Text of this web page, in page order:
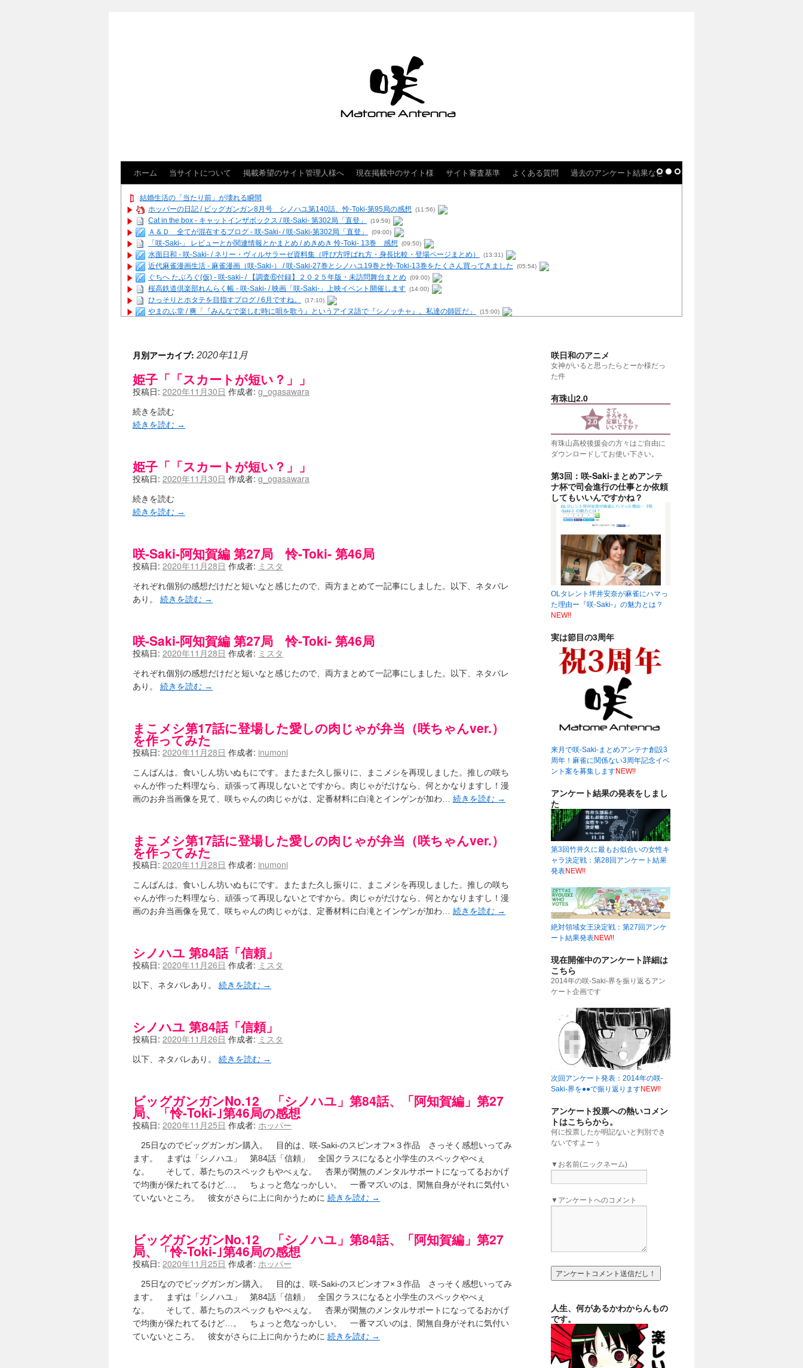
ホーム 当サイトについて 掲載希望のサイト管理人様へ 現在掲載中のサイト様 サイト審査基準 よくある質問 過去のアンケート結果など
結婚生活の「当たり前」が壊れる瞬間
ホッパーの日記 / ビッグガンガン8月号 シノハユ第140話、怜-Toki-第95局の感想
(11:56)
Cat in the box - キャットインザボックス / 咲-Saki- 第302局「直登」 (19:59)
Ａ＆Ｄ 全てが混在するブログ - 咲-Saki- / 咲-Saki-第302局「直登」 (09:00)
「咲-Saki-」 レビューとか関連情報とかまとめ / めきめき 怜-Toki- 13巻 感想 (09:50)
水面日和 - 咲-Saki- / ネリー・ヴィルサラーゼ資料集（呼び方呼ばれ方・身長比較・登場ページまとめ） (13:31)
近代麻雀漫画生活 - 麻雀漫画（咲-Saki-） / 咲-Saki-27巻とシノハユ19巻と怜-Toki-13巻をたくさん買ってきました (05:54)
ぐちへ たぶろぐ(仮) - 咲-saki- / 【調査⑥付録】２０２５年版・未訪問舞台まとめ (09:00)
桜高鉄道倶楽部れんらく帳 - 咲-Saki- / 映画「咲-Saki-」上映イベント開催します (14:00)
ひっそりとホタテを目指すブログ / 6月ですね。 (17:10)
やまのふ堂 / 爽「『みんなで楽しむ時に唄を歌う』というアイヌ語で『シノッチャ』。私達の師匠だ」 (15:00)
咲クラ女子 - 咲-Saki- / 姫松の上重漫ちゃんと演じている伊達朱里紗さんの共通点
咲ミダレ - 咲-saki- / MJ第14回咲CUP 咲なま他 (11:53)
はやりの如く☆ - 咲-saki- / 悪いこと【SS】 (06:42)
またの名を咲ブログ - 咲-Saki- / 男体化すると聞いての落書き
あっちが変 / あっちが変
さくやこのはな - 咲 -saki- / 末の千里のために(咲さんが和ちゃんを招待するだけの話)
凡人の私 / ステルス坂こと咲-Saki-5巻表紙の舞台を発見しました
嶺上開花自摸 / Last day of Summer session 1 (13:01)
おもちもちもち - 咲-Saki- / ５・８小林先生の日記更新について考えてみる その１～否定的意見の発露を4つに分けて考える (20:00)
かんむりとかげ - 咲-Saki- / 立先生の更新
咲-Saki- | にゅいのって / 咲-Saki-臨時アンテナ
音を奏でて花が咲く - 咲-Saki- / 浩子「…あっ分かった 恐らくそういうことか」
一萬人の麓路() - 咲-Saki- / 咲-Saki- 第193局[竜王] ドラゴンの王とパクリの女王
from A to K / [咲-saki-][麻雀ゲーム]【ゲーム】セガのMJシリーズで2年ぶりの夏の咲-Saki-CUP開催！
紺フェス - 咲-Saki- / 【越谷SS】とろけそうな日 (15:31)
ユズポニッキ - 咲-Saki- / ☆ #咲実写 ☆告知☆オンライン上映会☆ 阿知賀編☆７月21日(土)ドラマ特別編18時20分～映画19時～☆ (04:22)
ああ、あの牌？ - 咲-Saki- / シノハユ菰沢中関連(江津・大田)の登場舞台まとめ
ばるのまーじゃん日和 - 咲-saki- / クリスマス！！そして… (10:28)
咲めも！ / ニワチョコ、尊い。 (04:23)
ひまじんひまんじ / 読書の秋、と言います故 (08:00)
煌-Subara- - 咲-saki- / シノハユ感想
Saki-1 グランプリ ～咲ワン～ / しわが誕生することは老化現象だと言えます…。
木と木と木 - 咲-saki- / 新道寺の本 (00:00)
ヤンデレ・狂気の百合SSブログ / 【咲-Saki-SS：久咲】そして私たちは、空へ、空へ【絶望】【後編】
迷子の坊やのみちくさ日記 / 【連載感想】宮永照についてのあれこれ
麻雀自由帳 - 咲-Saki- / 咲-Saki-第168局[端緒]感想 照-Teru- 追憶編第1局［照菫］（なんだそれ (03:05)
LAT. 39°20' N - 咲-Saki- / 永水航路 3 - 霧島の姫は、深山幽谷の頂で天逆鉾の夢を見るだろう - (15:03)
エトピリカ!! - 咲-saki- / 咲-Saki-16巻 シノハユ7巻表紙予想 (11:05)
Hinamado blog - 咲-Saki- / リハビリテーション
咲ワン・neo[仮] / 私事。 (01:19)
EL HOLAZO - 咲-Saki- / 吉野から上り方面の帰り道、亀山JCT-四日市IC間の渋滞回避法
何の変哲もない咲の地名紹介 / 小鍛治さんが通っていた小学校 茨城・舟塚山小学校
咲-Saki-.長野編をにょろんと見てみるブログ - 咲-Saki- / 第143局[応変]～第154局[奮起]
まったり咲SS他ブログ - 咲-Saki- / 照と洋榎のANN第9回 (09:00)
咲-Saki-カツゲン備忘録 / 咲-Saki-154局 【奮起】 マジかー！ (13:30)
百合っぽいぶろぐ - 咲-Saki- / シノハユ the down of age 5巻 (06:32)
咲-saki-速報 / 一時休止のお知らせ (08:26)
ふわふわな記憶 / 1 (16:20)
咲っ考 / 何故咲は大将で、照は先鋒なのか？
Danas je lep dan. / [咲-Saki-]もしインターハイのルールが鷲巣麻雀だったら
ぴゅーく☆すてっぷ - 咲-Saki- / ブログ終了のお知らせ
primary colors / 久誕イエ～～～～～～イ！！！！！！
乱れ雪月花 - 咲-Saki- / ブログ終了のお知らせ：今までありがとうございました
アルカ茄子 / 戒能物怪録 キングとはいったい誰なのか？
(16:00)
せのたけくらべ - 咲-Saki- / 咲さんのやり方で就活をやってみよう (03:51)
咏-Uta-ブログ編 - 咲-Saki- / 黄色い封筒が届いた(・∀・) (12:30)
チャウチャウちゃうんちゃうん - 咲-Saki- / 吉野の千本桜を見に行きました(2015/04/05)
気分次第。 - 咲-Saki- / シノハユ 第3巻 感想 (07:42)
あこしず日和！ - 咲-Saki- / 咲-Saki-阿知賀編Blu-rayBOX 購入
ニワカ王者 / 【アニメ記事】咲-Saki- 立先生のコメントを取り上げる (09:00)
のよーなのよー - 咲-Saki- / 咲十夜 第四夜 (11:00)
Yaranakya » 咲-Saki- / 国際最萌リーグは園城寺怜ちゃんに一票を入れました (12:56)
おもちがなくてもだいじょうぶ / 咲と照の確執【プリン】 (16:10)
咲-Saki-の舞台が特定されたら、行くしかないでしょ / ブログを引っ越ししました
フリテンリーチで流して / 姫松高校についてのいくらかの考察 (09:03)
オレのぞん / 咲さんのお誕生日です （ギリギリ）
飛鳥の巣 - 咲-Saki- / 咲キャラがギタリストだったら...【風越編】
咲-Saki-ほんだし / 咲-Saki- 第128局 「涼風」 感想 (11:54)
咲-Saki-麻雀録 / 台風に強そうな咲キャラ (05:45)
君の友達。 / マイ・フェア・レディ (12:49)
ぽっこぬ / 咲絵ログ2 (15:21)
妄言郷 / 咲-Saki- 第129局「契機」感想 (16:01)
月別アーカイブ: 2020年11月
姫子「「スカートが短い？」」
投稿日: 2020年11月30日 作成者: g_ogasawara
続きを読む
続きを読む →
姫子「「スカートが短い？」」
投稿日: 2020年11月30日 作成者: g_ogasawara
続きを読む
続きを読む →
咲-Saki-阿知賀編 第27局 怜-Toki- 第46局
投稿日: 2020年11月28日 作成者: ミスタ
それぞれ個別の感想だけだと短いなと感じたので、両方まとめて一記事にしました。以下、ネタバレ
あり。 続きを読む →
咲-Saki-阿知賀編 第27局 怜-Toki- 第46局
投稿日: 2020年11月28日 作成者: ミスタ
それぞれ個別の感想だけだと短いなと感じたので、両方まとめて一記事にしました。以下、ネタバレ
あり。 続きを読む →
まこメシ第17話に登場した愛しの肉じゃが弁当（咲ちゃんver.）
を作ってみた
投稿日: 2020年11月28日 作成者: inumoni
こんばんは。食いしん坊いぬもにです。またまた久し振りに、まこメシを再現しました。推しの咲ち
ゃんが作った料理なら、頑張って再現しないとですから。肉じゃがだけなら、何とかなりますし！漫
画のお弁当画像を見て、咲ちゃんの肉じゃがは、定番材料に白滝とインゲンが加わ… 続きを読む →
まこメシ第17話に登場した愛しの肉じゃが弁当（咲ちゃんver.）
を作ってみた
投稿日: 2020年11月28日 作成者: inumoni
こんばんは。食いしん坊いぬもにです。またまた久し振りに、まこメシを再現しました。推しの咲ち
ゃんが作った料理なら、頑張って再現しないとですから。肉じゃがだけなら、何とかなりますし！漫
画のお弁当画像を見て、咲ちゃんの肉じゃがは、定番材料に白滝とインゲンが加わ… 続きを読む →
シノハユ 第84話「信頼」
投稿日: 2020年11月26日 作成者: ミスタ
以下、ネタバレあり。 続きを読む →
シノハユ 第84話「信頼」
投稿日: 2020年11月26日 作成者: ミスタ
以下、ネタバレあり。 続きを読む →
ビッグガンガンNo.12 「シノハユ」第84話、「阿知賀編」第27
局、「怜-Toki-｣第46局の感想
投稿日: 2020年11月25日 作成者: ホッパー
25日なのでビッグガンガン購入。 目的は、咲-Saki-のスピンオフ×３作品 さっそく感想いってみ
ます。 まずは「シノハユ」 第84話「信頼」 全国クラスになると小学生のスペックやべぇ
な。 そして、慕たちのスペックもやべぇな。 杏果が閑無のメンタルサポートになってるおかげ
で均衡が保たれてるけど…。 ちょっと危なっかしい。 一番マズいのは、閑無自身がそれに気付い
ていないところ。 彼女がさらに上に向かうために 続きを読む →
ビッグガンガンNo.12 「シノハユ」第84話、「阿知賀編」第27
局、「怜-Toki-｣第46局の感想
投稿日: 2020年11月25日 作成者: ホッパー
25日なのでビッグガンガン購入。 目的は、咲-Saki-のスピンオフ×３作品 さっそく感想いってみ
ます。 まずは「シノハユ」 第84話「信頼」 全国クラスになると小学生のスペックやべぇ
な。 そして、慕たちのスペックもやべぇな。 杏果が閑無のメンタルサポートになってるおかげ
で均衡が保たれてるけど…。 ちょっと危なっかしい。 一番マズいのは、閑無自身がそれに気付い
ていないところ。 彼女がさらに上に向かうために 続きを読む →
咲日和のアニメ
女神がいると思ったらとーか様だっ
た件
有珠山2.0
有珠山高校後援会の方々はご自由に
ダウンロードしてお使い下さい。
第3回：咲-Saki-まとめアンテ
ナ杯で司会進行の仕事とか依頼
してもいいんですかね？
OLタレント坪井安奈が麻雀にハマっ
た理由ー『咲-Saki-』の魅力とは？
NEW!!
実は節目の3周年
来月で咲-Saki-まとめアンテナ創設3
周年！麻雀に関係ない3周年記念イベ
ント案を募集しますNEW!!
アンケート結果の発表をしまし
た
第3回竹井久に最もお似合いの女性キ
ャラ決定戦：第28回アンケート結果
発表NEW!!
絶対領域女王決定戦：第27回アンケ
ート結果発表NEW!!
現在開催中のアンケート詳細は
こちら
2014年の咲-Saki-界を振り返るアン
ケート企画です
次回アンケート発表：2014年の咲-
Saki-界を●●で振り返りますNEW!!
アンケート投票への熱いコメン
トはこちらから。
何に投票したか明記ないと判別でき
ないですよーぅ
▼お名前(ニックネーム)
▼アンケートへのコメント
人生、何があるかわからんもの
です。